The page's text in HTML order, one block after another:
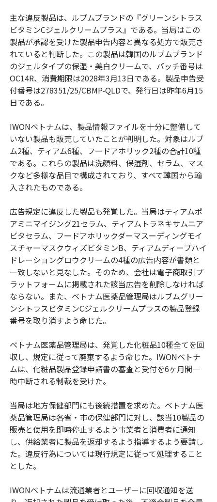
主な違反製品は、ルブムブランドの『グリーンシトラス
ビタミンCジェルクリームプラス』である。当局はこの
製品が承認を受けた製品申告内容と異なる処方で販売さ
れていると判断した。この製品は韓国のルブムブランド
のジェルタイプの保湿・美白クリームで、バッチ番号は
OC14R、消費期限は2028年3月13日である。製品申告受
付番号は278351/25/CBMP-QLDで、発行日は昨年6月15
日である。
IWONベトナムは、製品情報ファイルを十分に整備して
いない製品も販売していたことが判明した。対象はルブ
ム2種、ティアム6種、フードアホリック2種の合計10種
である。これらの製品は洗顔料、保湿剤、セラム、マス
クなど多様な品目で構成されており、すべて韓国から輸
入されたものである。
広告規定に違反した製品も発覚した。当局はティアムポ
アミニマイジング21セラム、ティアムトラネキサムニア
ビタセラム、フードアホリックダーマスーディングモイ
スチャーマスクウィズビタミンB、ティアムディープハイ
ドレーショングロウクリームの4種の広告内容が書類と
一致しないと見なした。そのため、会社は電子商取引プ
ラットフォームに掲載された該当広告を削除しなければ
ならない。また、ベトナム医薬品管理局はルブムグリー
ンシトラスビタミンCジェルクリームプラスの製品登録
番号を取り消すよう命じた。
ベトナム医薬品管理局は、発覚した化粧品10種全てを回
収し、規定に従って廃棄するよう命じた。IWONベトナ
ムは、化粧品製品登録申請書の審査と受付を6ヶ月間一
時中断される制裁を受けた。
当局は地方保健部門にも後続措置を求めた。ベトナム医
薬品管理局は各省・市の保健部門に対し、該当10製品の
販売と使用を即時停止するよう事業者と消費者に通知
し、供給業者に製品を返却するよう指導するよう要請し
た。違反行為については現行規定に従って処理すること
とした。
IWONベトナムは流通業者とユーザーに回収通知を送